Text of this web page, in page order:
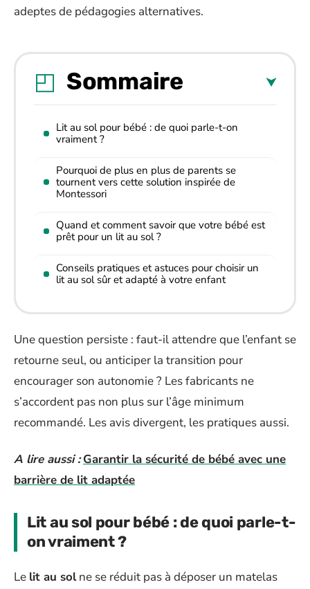
adeptes de pédagogies alternatives.
Sommaire
Lit au sol pour bébé : de quoi parle-t-on
vraiment ?
Pourquoi de plus en plus de parents se
tournent vers cette solution inspirée de
Montessori
Quand et comment savoir que votre bébé est
prêt pour un lit au sol ?
Conseils pratiques et astuces pour choisir un
lit au sol sûr et adapté à votre enfant
Une question persiste : faut-il attendre que l’enfant se
retourne seul, ou anticiper la transition pour
encourager son autonomie ? Les fabricants ne
s’accordent pas non plus sur l’âge minimum
recommandé. Les avis divergent, les pratiques aussi.
A lire aussi : Garantir la sécurité de bébé avec une
barrière de lit adaptée
Lit au sol pour bébé : de quoi parle-t-
on vraiment ?
Le lit au solne se réduit pas à déposer un matelas